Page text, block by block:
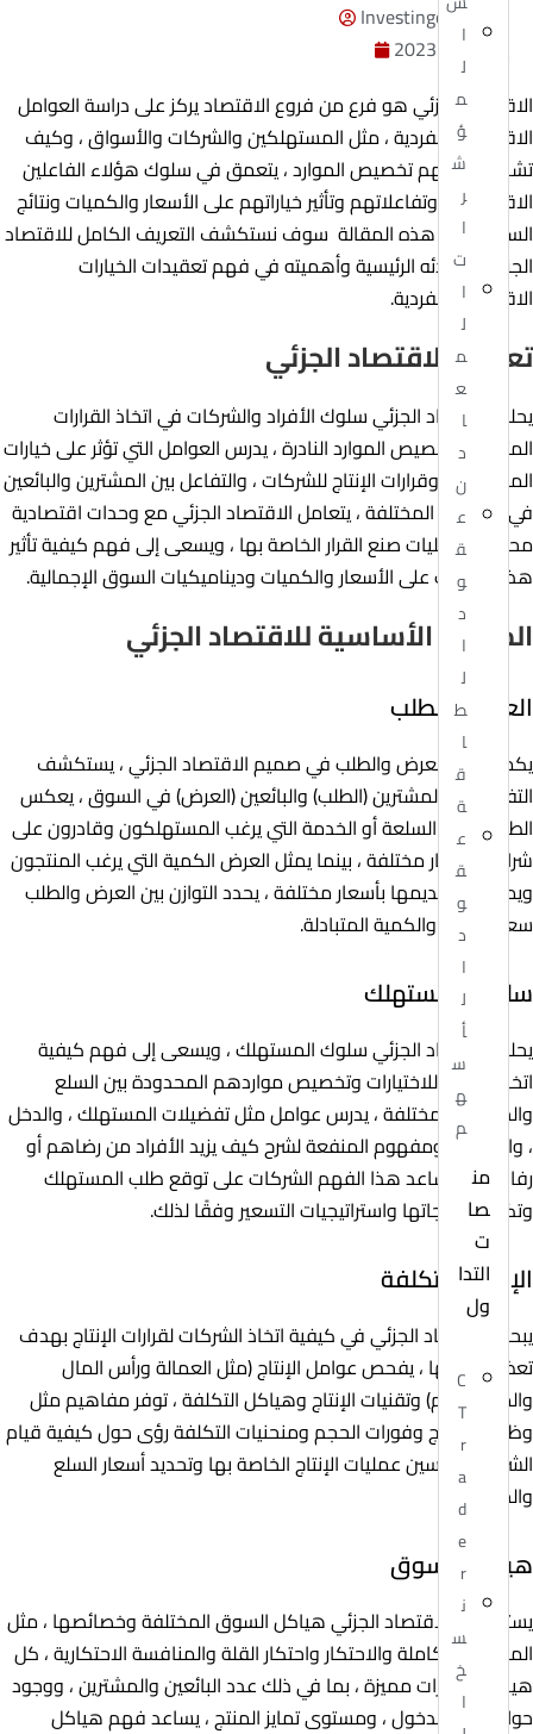
ا
ل
م
ؤ
ش
ر
ا
ت
ا
ل
م
ع
ا
د
ن
ع
ق
و
د
ا
ل
ط
ا
ق
ة
ع
ق
و
د
ا
ل
أ
س
ه
م
من
صا
ت
التدا
ول
C
T
r
a
d
e
r
ن
س
خ
ا
Investingor Admin
يوليو 26, 2023
الاقتصاد الجزئي هو فرع من فروع الاقتصاد يركز على دراسة العوامل
الاقتصادية الفردية ، مثل المستهلكين والشركات والأسواق ، وكيف
تشكل قراراتهم تخصيص الموارد ، يتعمق في سلوك هؤلاء الفاعلين
الاقتصاديين وتفاعلاتهم وتأثير خياراتهم على الأسعار والكميات ونتائج
السوق ، في هذه المقالة سوف نستكشف التعريف الكامل للاقتصاد
الجزئي ومبادئه الرئيسية وأهميته في فهم تعقيدات الخيارات
الاقتصادية الفردية.
تعريف الاقتصاد الجزئي
يحلل الاقتصاد الجزئي سلوك الأفراد والشركات في اتخاذ القرارات
المتعلقة بتخصيص الموارد النادرة ، يدرس العوامل التي تؤثر على خيارات
المستهلك ، وقرارات الإنتاج للشركات ، والتفاعل بين المشترين والبائعين
في الأسواق المختلفة ، يتعامل الاقتصاد الجزئي مع وحدات اقتصادية
محددة وعمليات صنع القرار الخاصة بها ، ويسعى إلى فهم كيفية تأثير
هذه القرارات على الأسعار والكميات وديناميكيات السوق الإجمالية.
المبادئ الأساسية للاقتصاد الجزئي
العرض والطلب
يكمن مبدأ العرض والطلب في صميم الاقتصاد الجزئي ، يستكشف
التفاعل بين المشترين (الطلب) والبائعين (العرض) في السوق ، يعكس
الطلب كمية السلعة أو الخدمة التي يرغب المستهلكون وقادرون على
شرائها بأسعار مختلفة ، بينما يمثل العرض الكمية التي يرغب المنتجون
ويمكنهم تقديمها بأسعار مختلفة ، يحدد التوازن بين العرض والطلب
سعر السوق والكمية المتبادلة.
سلوك المستهلك
يحلل الاقتصاد الجزئي سلوك المستهلك ، ويسعى إلى فهم كيفية
اتخاذ الأفراد للاختيارات وتخصيص مواردهم المحدودة بين السلع
والخدمات المختلفة ، يدرس عوامل مثل تفضيلات المستهلك ، والدخل
، والأسعار ، ومفهوم المنفعة لشرح كيف يزيد الأفراد من رضاهم أو
رفاههم ، يساعد هذا الفهم الشركات على توقع طلب المستهلك
وتكييف منتجاتها واستراتيجيات التسعير وفقًا لذلك.
الإنتاج والتكلفة
يبحث الاقتصاد الجزئي في كيفية اتخاذ الشركات لقرارات الإنتاج بهدف
تعظيم أرباحها ، يفحص عوامل الإنتاج (مثل العمالة ورأس المال
والمواد الخام) وتقنيات الإنتاج وهياكل التكلفة ، توفر مفاهيم مثل
وظائف الإنتاج وفورات الحجم ومنحنيات التكلفة رؤى حول كيفية قيام
الشركات بتحسين عمليات الإنتاج الخاصة بها وتحديد أسعار السلع
والخدمات.
هياكل السوق
يستكشف الاقتصاد الجزئي هياكل السوق المختلفة وخصائصها ، مثل
المنافسة الكاملة والاحتكار واحتكار القلة والمنافسة الاحتكارية ، كل
هيكل له ميزات مميزة ، بما في ذلك عدد البائعين والمشترين ، ووجود
حواجز أمام الدخول ، ومستوى تمايز المنتج ، يساعد فهم هياكل